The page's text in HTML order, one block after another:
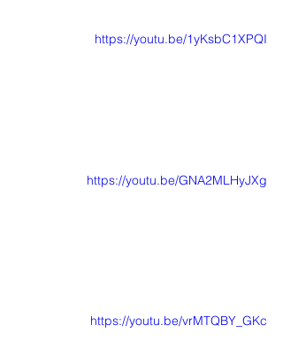
https://youtu.be/1yKsbC1XPQI
https://youtu.be/GNA2MLHyJXg
https://youtu.be/vrMTQBY_GKc